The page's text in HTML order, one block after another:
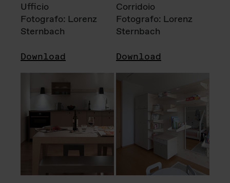
Ufficio
Fotografo: Lorenz
Sternbach
Download
Corridoio
Fotografo: Lorenz
Sternbach
Download